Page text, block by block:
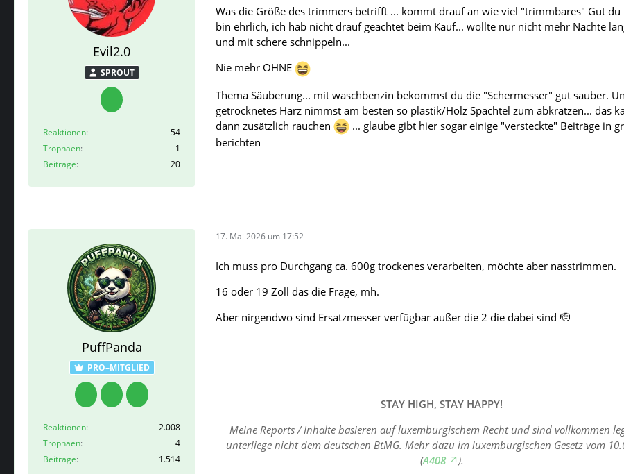
Evil2.0
SPROUT
Reaktionen
54
Trophäen
1
Beiträge
20
Was die Größe des trimmers betrifft ... kommt drauf an wie viel "trimmbares" Gut du
bin ehrlich, ich hab nicht drauf geachtet beim Kauf... wollte nur nicht mehr Nächte
und mit schere schnippeln...
Nie mehr OHNE
Thema Säuberung... mit waschbenzin bekommst du die "Schermesser" gut sauber.
getrocknetes Harz nimmst am besten so plastik/Holz Spachtel zum abkratzen... das
dann zusätzlich rauchen
... glaube gibt hier sogar einige "versteckte" Beiträge in
berichten
PuffPanda
PRO–MITGLIED
Reaktionen
2.008
Trophäen
4
Beiträge
1.514
17. Mai 2026 um 17:52
Ich muss pro Durchgang ca. 600g trockenes verarbeiten, möchte aber nasstrimmen.
16 oder 19 Zoll das die Frage, mh.
Aber nirgendwo sind Ersatzmesser verfügbar außer die 2 die dabei sind 🫡
STAY HIGH, STAY HAPPY!
Meine Reports / Inhalte basieren auf luxemburgischem Recht und sind vollkommen
unterliege nicht dem deutschen BtMG. Mehr dazu im luxemburgischen Gesetz vom
(A408 ).